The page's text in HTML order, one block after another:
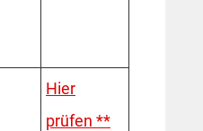
Hier
prüfen **